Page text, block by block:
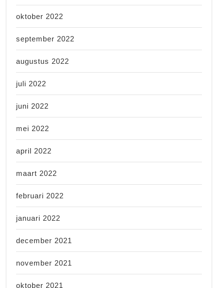
oktober 2022
september 2022
augustus 2022
juli 2022
juni 2022
mei 2022
april 2022
maart 2022
februari 2022
januari 2022
december 2021
november 2021
oktober 2021